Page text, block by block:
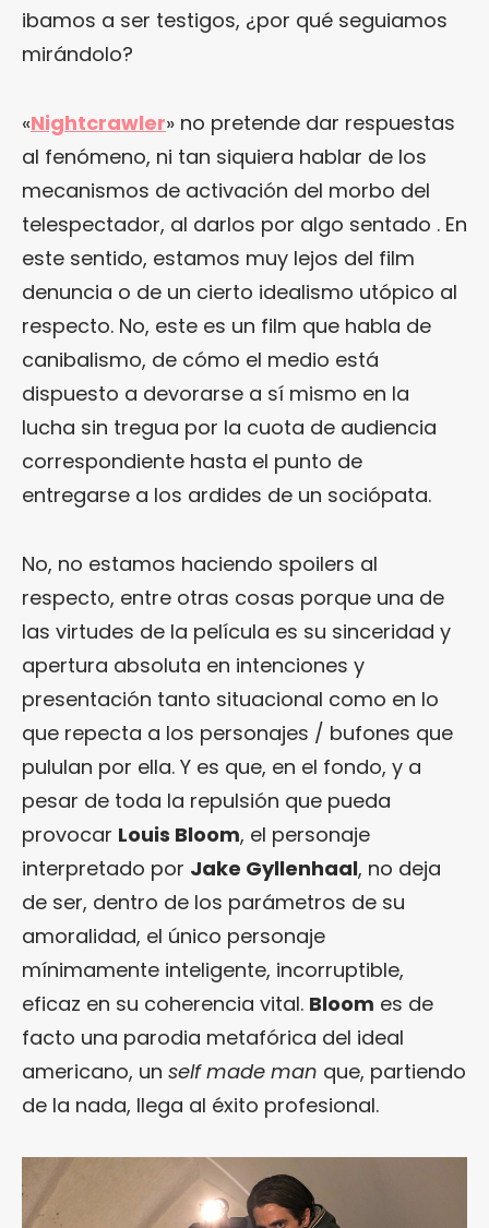
ibamos a ser testigos, ¿por qué seguiamos
mirándolo?
«Nightcrawler» no pretende dar respuestas
al fenómeno, ni tan siquiera hablar de los
mecanismos de activación del morbo del
telespectador, al darlos por algo sentado . En
este sentido, estamos muy lejos del film
denuncia o de un cierto idealismo utópico al
respecto. No, este es un film que habla de
canibalismo, de cómo el medio está
dispuesto a devorarse a sí mismo en la
lucha sin tregua por la cuota de audiencia
correspondiente hasta el punto de
entregarse a los ardides de un sociópata.
No, no estamos haciendo spoilers al
respecto, entre otras cosas porque una de
las virtudes de la película es su sinceridad y
apertura absoluta en intenciones y
presentación tanto situacional como en lo
que repecta a los personajes / bufones que
pululan por ella. Y es que, en el fondo, y a
pesar de toda la repulsión que pueda
provocar Louis Bloom, el personaje
interpretado por Jake Gyllenhaal, no deja
de ser, dentro de los parámetros de su
amoralidad, el único personaje
mínimamente inteligente, incorruptible,
eficaz en su coherencia vital. Bloom es de
facto una parodia metafórica del ideal
americano, un self made man que, partiendo
de la nada, llega al éxito profesional.